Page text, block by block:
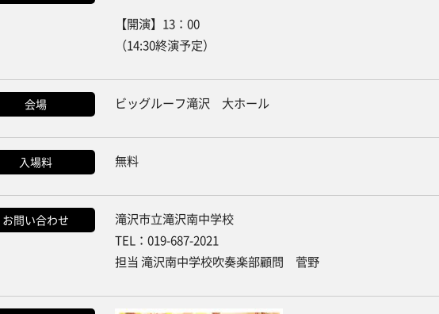
【開演】13：00
（14:30終演予定）
会場 ビッグルーフ滝沢 大ホール
入場料 無料
お問い合わせ
滝沢市立滝沢南中学校
TEL：019-687-2021
担当 滝沢南中学校吹奏楽部顧問 菅野